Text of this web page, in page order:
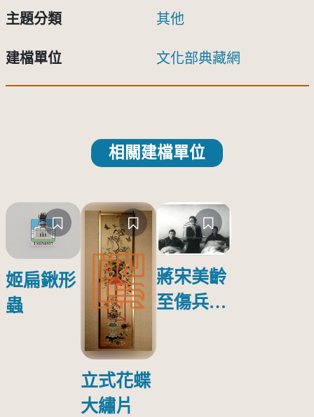
主題分類 其他
建檔單位 文化部典藏網
相關建檔單位
姬扁鍬形
蟲
立式花蝶
大繡片
蔣宋美齡
至傷兵醫
傷日本戰